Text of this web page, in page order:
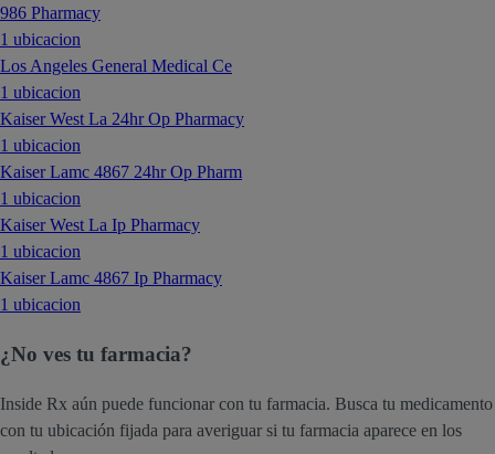
986 Pharmacy
1 ubicacion
Los Angeles General Medical Ce
1 ubicacion
Kaiser West La 24hr Op Pharmacy
1 ubicacion
Kaiser Lamc 4867 24hr Op Pharm
1 ubicacion
Kaiser West La Ip Pharmacy
1 ubicacion
Kaiser Lamc 4867 Ip Pharmacy
1 ubicacion
¿No ves tu farmacia?
Inside Rx aún puede funcionar con tu farmacia. Busca tu medicamento
con tu ubicación fijada para averiguar si tu farmacia aparece en los